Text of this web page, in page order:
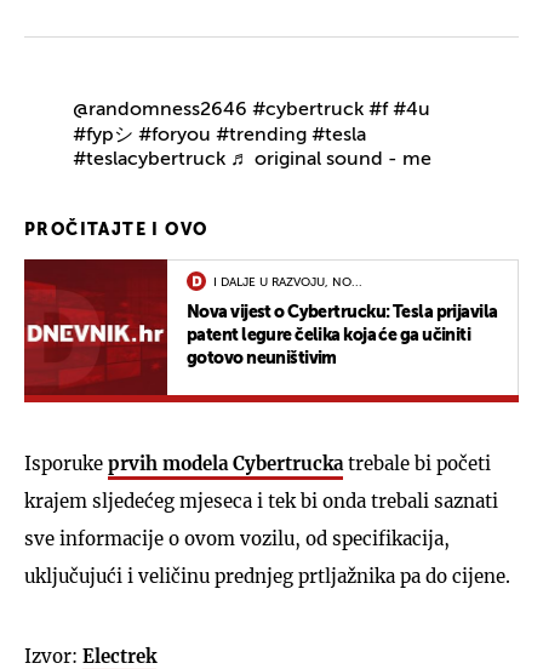
@randomness2646 #cybertruck #f #4u
#fypシ #foryou #trending #tesla
#teslacybertruck ♬ original sound - me
PROČITAJTE I OVO
I DALJE U RAZVOJU, NO...
Nova vijest o Cybertrucku: Tesla prijavila
patent legure čelika koja će ga učiniti
gotovo neuništivim
Isporuke prvih modela Cybertrucka trebale bi početi
krajem sljedećeg mjeseca i tek bi onda trebali saznati
sve informacije o ovom vozilu, od specifikacija,
uključujući i veličinu prednjeg prtljažnika pa do cijene.
Izvor: Electrek